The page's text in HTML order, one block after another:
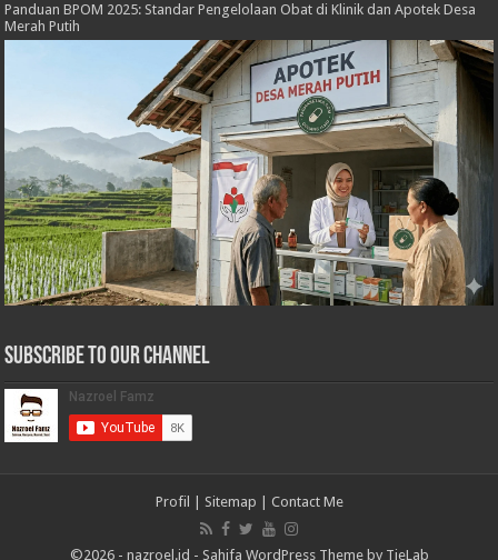
Panduan BPOM 2025: Standar Pengelolaan Obat di Klinik dan Apotek Desa
Merah Putih
Subscribe to our Channel
Profil Sitemap Contact Me
©2026 - nazroel.id - Sahifa WordPress Theme by TieLab